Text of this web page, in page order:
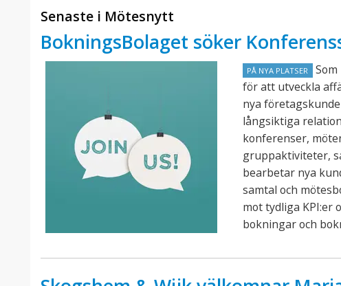
Senaste i Mötesnytt
BokningsBolaget söker
PÅ NYA PLATSER
för att utveckla
nya
långsiktiga
konferenser,
gruppaktiviteter,
bearbetar nya
samtal och
mot tydliga KPI:er
bokningar och